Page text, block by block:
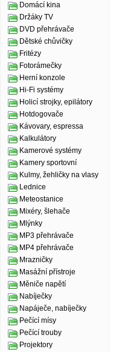
Domácí kina
Držáky TV
DVD přehrávače
Dětské chůvičky
Fritézy
Fotorámečky
Herní konzole
Hi-Fi systémy
Holicí strojky, epilátory
Hotdogovače
Kávovary, espressa
Kalkulátory
Kamerové systémy
Kamery sportovní
Kulmy, žehličky na vlasy
Lednice
Meteostanice
Mixéry, šlehače
Mlýnky
MP3 přehrávače
MP4 přehrávače
Mrazničky
Masážní přístroje
Měniče napětí
Nabíječky
Napáječe, nabíječky
Pečící mísy
Pečící trouby
Projektory